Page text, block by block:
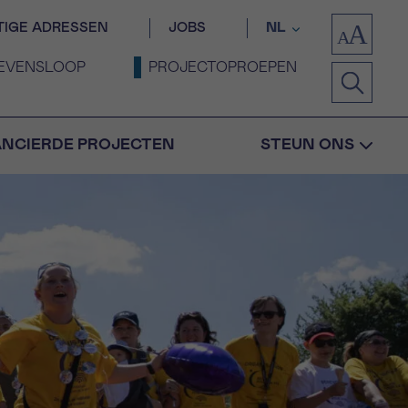
ADRESSEN JOBS NL
PROJECTOPROEPEN
PROJECTEN STEUN ONS
Bevestiging